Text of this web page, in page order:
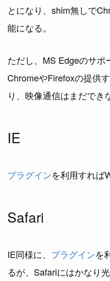
とになり、shim無しで
能になる。
ただし、MS Edgeのサ
ChromeやFirefoxの提供
り、映像通信はまだでき
IE
プラグインを利用すれば
Safari
IE同様に、 プラグインを
るが、Safariにはかなり光